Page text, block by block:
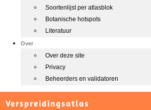
Soortenlijst per atlasblok
Botanische hotspots
Literatuur
Over
Over deze site
Privacy
Beheerders en validatoren
Verspreidingsatlas